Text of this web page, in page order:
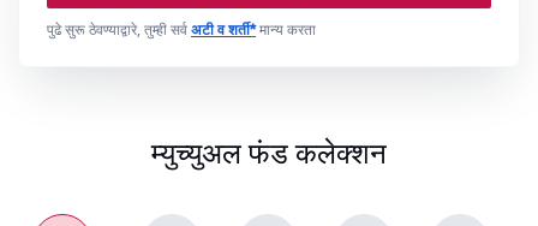
पुढे सुरू ठेवण्याद्वारे, तुम्ही सर्व अटी व शर्ती*मान्य करता
म्युच्युअल फंड कलेक्शन